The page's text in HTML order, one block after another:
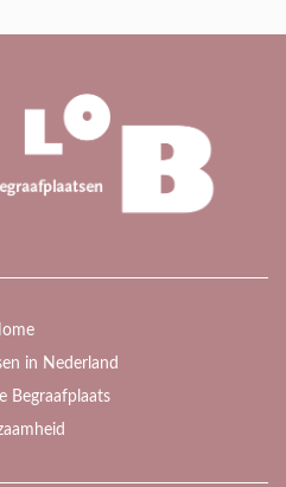
in Nederland
Begraafplaats